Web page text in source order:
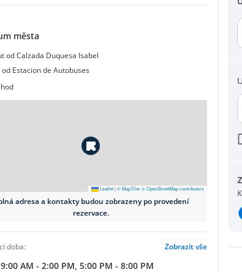
města
od Calzada Duquesa Isabel
Estacion de Autobuses
Leaflet|© MapTiler© OpenStreetMap contributors
adresa a kontakty budou zobrazeny po provedení
rezervace.
doba: Zobrazit vše
9:00 AM - 2:00 PM 5:00 PM - 8:00 PM